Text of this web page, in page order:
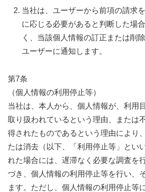
当社は、ユーザーから前項の請求
に応じる必要があると判断した場
く、当該個人情報の訂正または削
ユーザーに通知します。
第7条
（個人情報の利用停止等）
当社は、本人から、個人情報が、利用
取り扱われているという理由、または
得されたものであるという理由により
たは消去（以下、「利用停止等」とい
れた場合には、遅滞なく必要な調査を
づき、個人情報の利用停止等を行い、
ます。ただし、個人情報の利用停止等